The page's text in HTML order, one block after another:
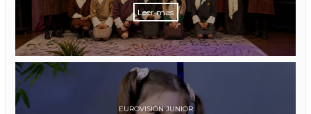
Leer más
EUROVISIÓN JUNIOR